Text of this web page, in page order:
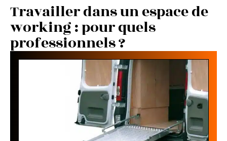
Travailler dans un espace de
working : pour quels
professionnels ?